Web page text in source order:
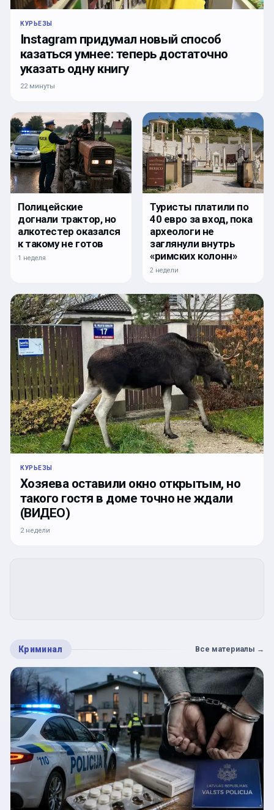
КУРЬЕЗЫ
Instagram придумал новый способ
казаться умнее: теперь достаточно
указать одну книгу
22 минуты
Полицейские
догнали трактор, но
алкотестер оказался
к такому не готов
1 неделя
Туристы платили по
40 евро за вход, пока
археологи не
заглянули внутрь
«римских колонн»
2 недели
КУРЬЕЗЫ
Хозяева оставили окно открытым, но
такого гостя в доме точно не ждали
(ВИДЕО)
2 недели
Криминал Все материалы →